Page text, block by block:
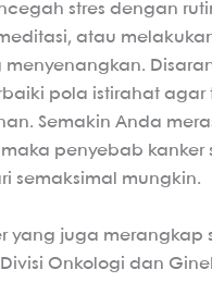
stres dengan
atau
menyenangkan.
pola istirahat agar
Semakin Anda
penyebab kanker
semaksimal mungkin.
yang juga merangkap
Onkologi dan